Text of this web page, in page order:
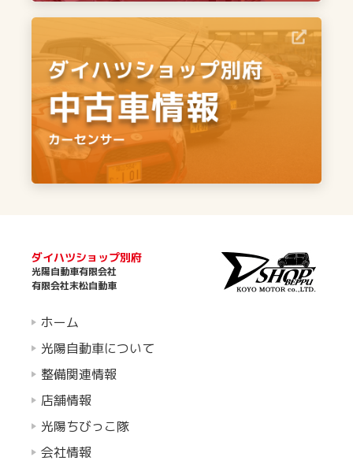
ダイハツショップ別府
光陽自動車有限会社
有限会社末松自動車
ホーム
光陽自動車について
整備関連情報
店舗情報
光陽ちびっこ隊
会社情報